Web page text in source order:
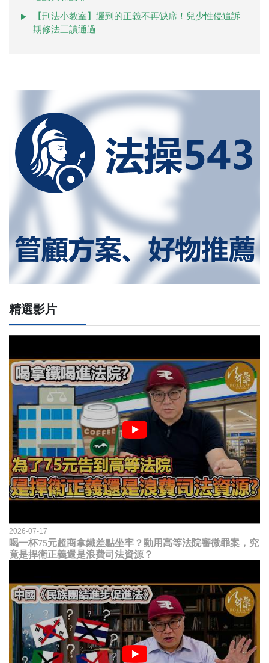
【刑法小教室】遲到的正義不再缺席！兒少性侵追訴
期修法三讀通過
精選影片
2026-07-17
喝一杯75元超商拿鐵差點坐牢？動用高等法院審微罪案，究
竟是捍衛正義還是浪費司法資源？